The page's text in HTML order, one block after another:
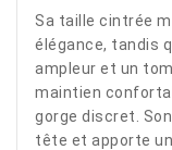
Sa taille cintrée
élégance, tandis
ampleur et un
maintien
gorge discret.
tête et apporte